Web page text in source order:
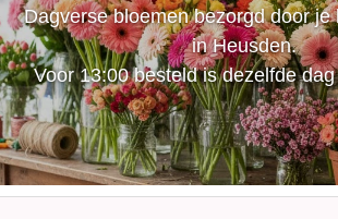
Dagverse bloemen bezorgd door je
in Heusden.
Voor 13:00 besteld is dezelfde